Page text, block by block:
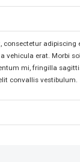
consectetur adipiscing
vehicula erat. Morbi
mi, fringilla
convallis vestibulum.